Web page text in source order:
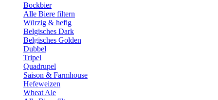
Bockbier
Alle Biere filtern
Würzig & hefig
Belgisches Dark
Belgisches Golden
Dubbel
Tripel
Quadrupel
Saison & Farmhouse
Hefeweizen
Wheat Ale